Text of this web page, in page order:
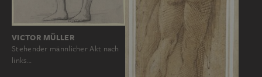
VICTOR MÜLLER
Stehender männlicher Akt nach
links…